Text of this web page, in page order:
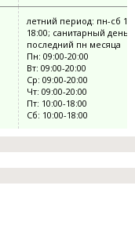
летний период: пн-сб
18:00; санитарный день:
последний пн месяца
Пн: 09:00-20:00
Вт: 09:00-20:00
Ср: 09:00-20:00
Чт: 09:00-20:00
Пт: 10:00-18:00
Сб: 10:00-18:00